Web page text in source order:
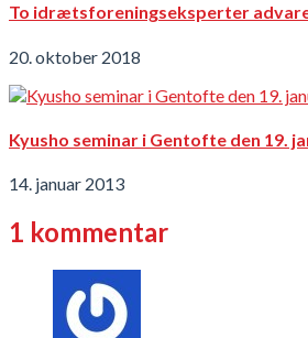
To idrætsforeningseksperter
20. oktober 2018
Kyusho seminar i Gentofte den 19.
14. januar 2013
1 kommentar